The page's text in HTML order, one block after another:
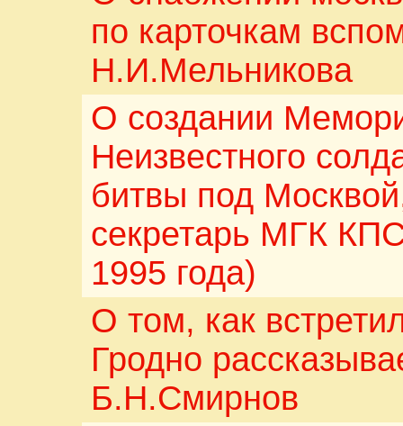
по карточкам
Н.И.Мельникова
О создании
Неизвестного
битвы под
секретарь МГК
1995 года)
О том, как
Гродно
Б.Н.Смирнов